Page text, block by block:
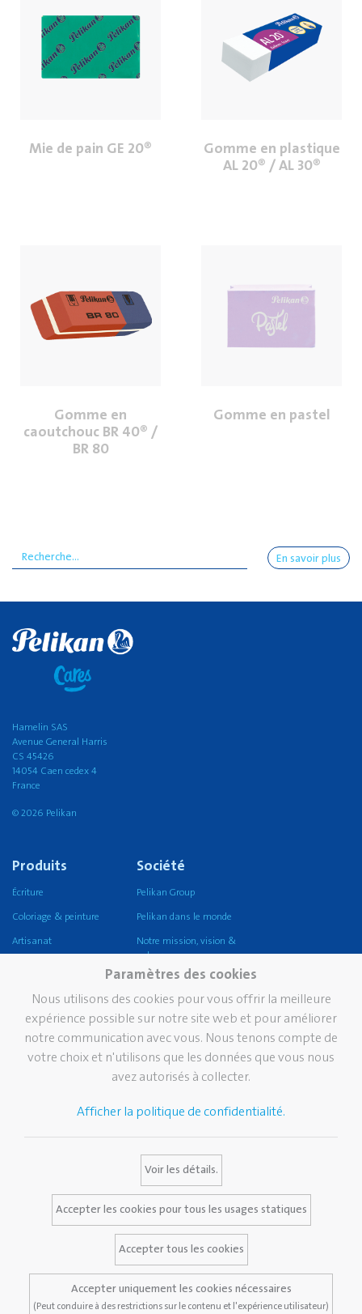
Mie de pain GE 20®
Gomme en plastique
AL 20® / AL 30®
Gomme en
caoutchouc BR 40® /
BR 80
Gomme en pastel
En savoir plus
Hamelin SAS
Avenue General Harris
CS 45426
14054 Caen cedex 4
France
© 2026 Pelikan
Produits
Écriture
Coloriage & peinture
Artisanat
Ecole
Bureau
Écriture professionnelle
Société
Pelikan Group
Pelikan dans le monde
Notre mission, vision &
valeurs
Durabilité
Pelikan TintenTurm
Certificats Pelikan
Services
Media Database
FAQ
Contact
Politique de confidentialité
Modalités et conditions
Paramètres des cookies
Nous utilisons des cookies pour vous offrir la meilleure
expérience possible sur notre site web et pour améliorer
notre communication avec vous. Nous tenons compte de
votre choix et n'utilisons que les données que vous nous
avez autorisés à collecter.
Afficher la politique de confidentialité.
Voir les détails.
Accepter les cookies pour tous les usages statiques
Accepter tous les cookies
Accepter uniquement les cookies nécessaires
(Peut conduire à des restrictions sur le contenu et l'expérience utilisateur)